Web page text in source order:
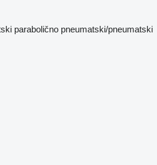
parabolično pneumatski/pneumatski